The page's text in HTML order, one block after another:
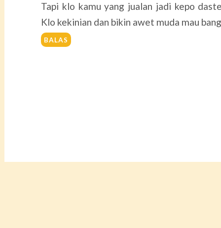
Tapi klo kamu yang jualan jadi kepo
Klo kekinian dan bikin awet muda mau
BALAS